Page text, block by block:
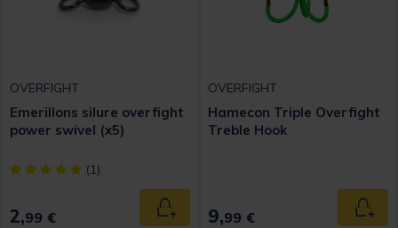
OVERFIGHT
Emerillons silure overfight
power swivel (x5)
[object Object] out of 5 Customer Rating
(1)
2,99 € Ajouter au panier
OVERFIGHT
Hamecon Triple Overfight
Treble Hook
9,99 €